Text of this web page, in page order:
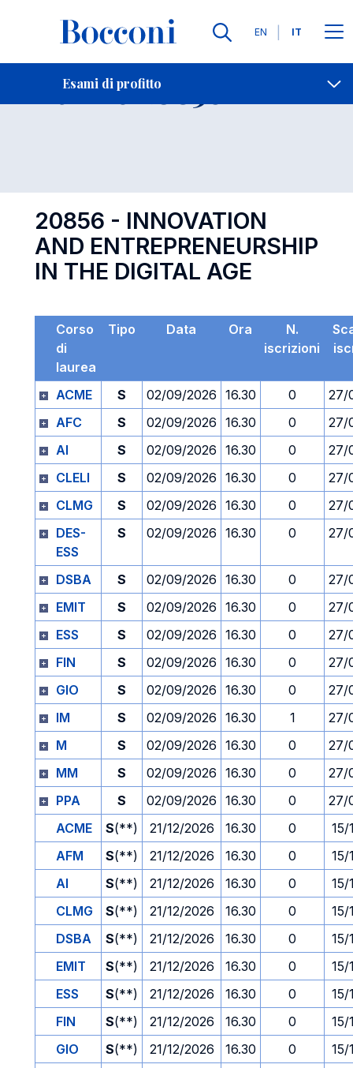
Lingue
EN IT
Esami di profitto
Contatti
Esame 20856 Open
20856 - INNOVATION
AND ENTREPRENEURSHIP
IN THE DIGITAL AGE
Corso
di
laurea
Tipo Data Ora
N.
iscrizioni
ACME S 02/09/2026 16.30 0
27/
AFC
S 02/09/2026 16.30 0
27/
AI
S 02/09/2026 16.30 0
27/
CLELI
S 02/09/2026 16.30 0
27/
CLMG
S 02/09/2026 16.30 0
27/
DES-
ESS
S 02/09/2026 16.30 0 27/
DSBA S 02/09/2026 16.30 0
27/
EMIT
S 02/09/2026 16.30 0
27/
ESS
S 02/09/2026 16.30 0
27/
FIN
S 02/09/2026 16.30 0
27/
GIO
S 02/09/2026 16.30 0
27/
IM
S 02/09/2026 16.30 1
27/
M
S 02/09/2026 16.30 0
27/
MM
S 02/09/2026 16.30 0
27/
PPA
S 02/09/2026 16.30 0
27/
ACME
S(**) 21/12/2026 16.30 0
15/
AFM
S(**) 21/12/2026 16.30 0
15/
AI
S(**) 21/12/2026 16.30 0
15/
CLMG
S(**) 21/12/2026 16.30 0
15/
DSBA
S(**) 21/12/2026 16.30 0
15/
EMIT
S(**) 21/12/2026 16.30 0
15/
ESS
S(**) 21/12/2026 16.30 0
15/
FIN
S(**) 21/12/2026 16.30 0
15/
GIO
S(**) 21/12/2026 16.30 0
15/